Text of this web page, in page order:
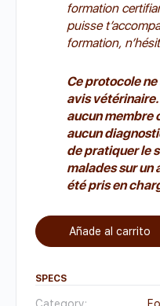
formation
puisse
formation,
Ce protocole
avis
aucun membre
aucun
de pratiquer le
malades sur un
été pris en
Añade al carrito
SPECS